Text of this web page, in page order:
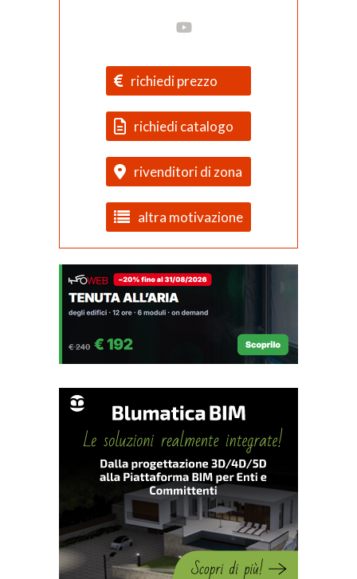
richiedi prezzo
richiedi catalogo
rivenditori di zona
altra motivazione